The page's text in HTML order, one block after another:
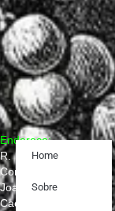
Home
Sobre
Endereço:
R.
Conselheiro
Joaquim
Caetano,